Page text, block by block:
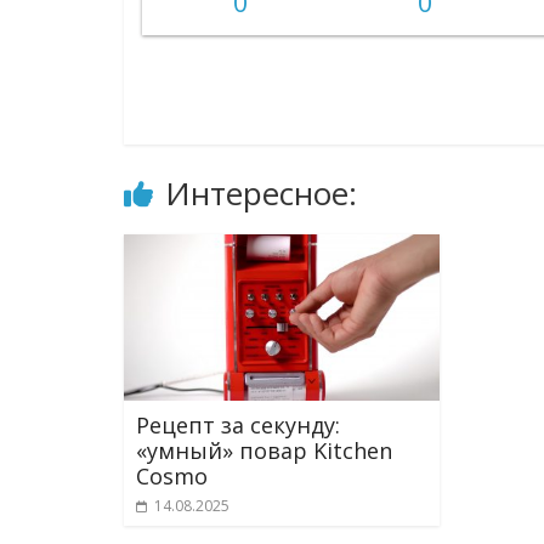
Интересное:
Рецепт за секунду:
«умный» повар Kitchen
Cosmo
14.08.2025